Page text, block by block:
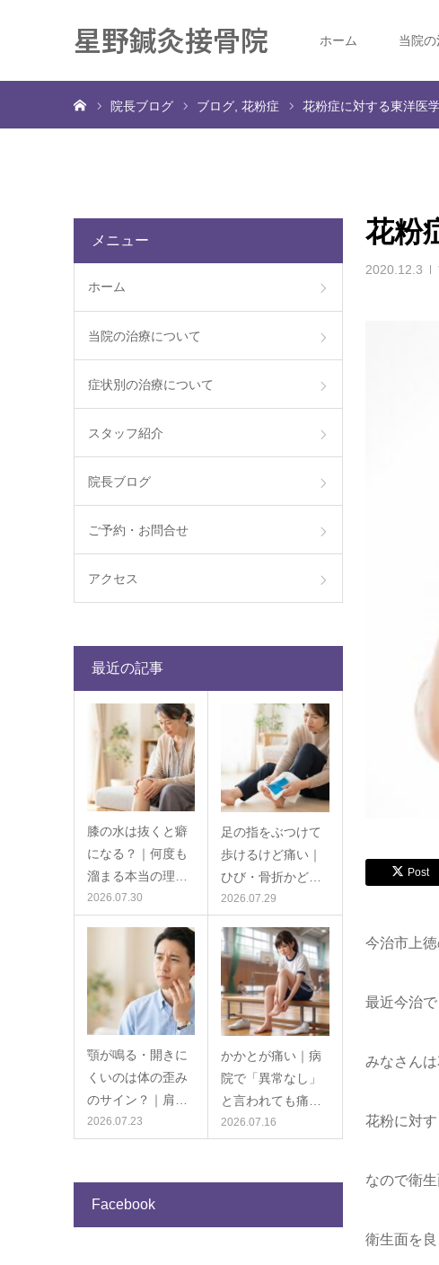
星野鍼灸接骨院 ホーム 当院
院長ブログ ブログ 花粉症 花粉症に対する東洋医
花粉
2020.12.3
Post
今治市上徳
最近今治
みなさん
花粉に対
なので衛
衛生面を
メニュー
ホーム
当院の治療について
症状別の治療について
スタッフ紹介
院長ブログ
ご予約・お問合せ
アクセス
最近の記事
膝の水は抜くと癖
になる？｜何度も
溜まる本当の理…
2026.07.30
足の指をぶつけて
歩けるけど痛い｜
ひび・骨折かど…
2026.07.29
顎が鳴る・開きに
くいのは体の歪み
のサイン？｜肩…
2026.07.23
かかとが痛い｜病
院で「異常なし」
と言われても痛…
2026.07.16
Facebook